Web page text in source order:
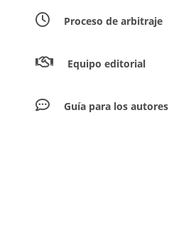
Proceso de arbitraje
Equipo editorial
Guía para los autores